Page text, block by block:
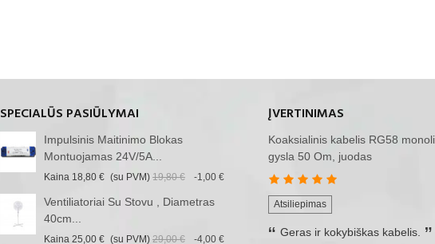
SPECIALŪS PASIŪLYMAI
Impulsinis Maitinimo Blokas
Montuojamas 24V/5A...
Kaina 18,80 € (su PVM) 19,80 € -1,00 €
Ventiliatoriai Su Stovu , Diametras
40cm...
Kaina 25,00 € (su PVM) 29,00 € -4,00 €
ĮVERTINIMAS
Koaksialinis kabelis RG58
gysla 50 Om, juodas
Atsiliepimas
Geras ir kokybiškas kabelis.